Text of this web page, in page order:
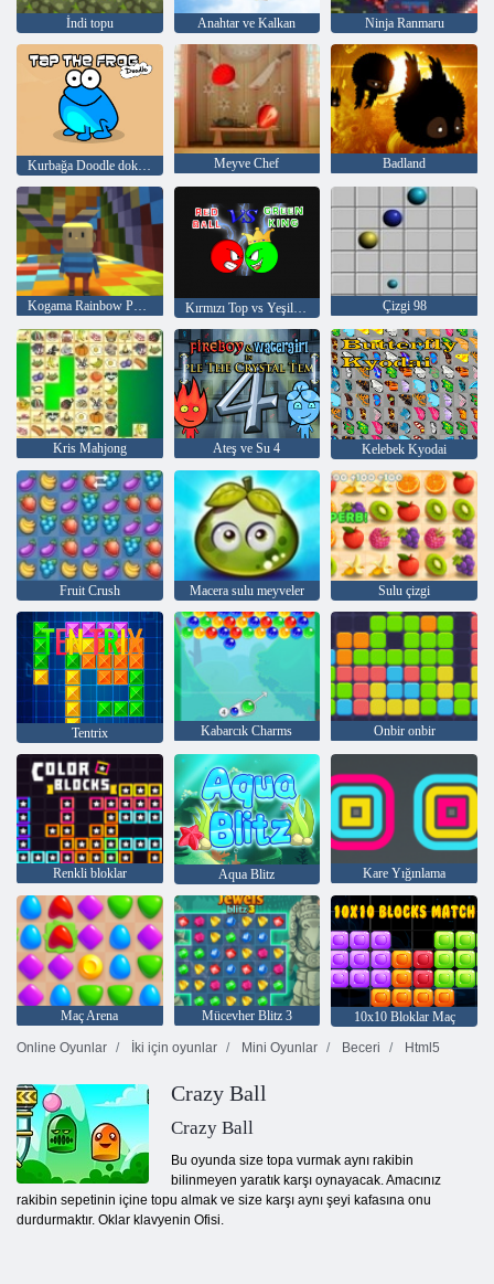
İndi topu Anahtar ve Kalkan Ninja Ranmaru
Meyve Chef Badland
Kogama Rainbow Parkour Kırmızı Top vs Yeşil Kral Çizgi 98
Kris Mahjong Ateş ve Su 4 Kelebek Kyodai
Fruit Crush Macera sulu meyveler Sulu çizgi
Tentrix Kabarcık Charms Onbir onbir
Renkli bloklar Aqua Blitz Kare Yığınlama
Maç Arena Mücevher Blitz 3
10x10 Bloklar Maç
Online Oyunlar
İki için oyunlar Mini Oyunlar Beceri Html5
Crazy Ball
Crazy Ball
Bu oyunda size topa vurmak aynı rakibin
bilinmeyen yaratık karşı oynayacak. Amacınız
rakibin sepetinin içine topu almak ve size karşı aynı şeyi kafasına onu
durdurmaktır. Oklar klavyenin Ofisi.